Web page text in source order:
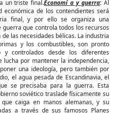
un triste final.Economí a y guerra: Al
de los contendientes será
final, y por ello se organiza una
que controla todos los recursos
las necesidades bélicas. La industria
y los combustibles, son pronto
y controlados desde los diferentes
por mantener la independencia,
una ideología, pero también por
el agua pesada de Escandinavia, el
se precisaba para la guerra. Esta
soviético traslade físicamente su
caiga en manos alemanas, y su
a través de sus famosos Planes